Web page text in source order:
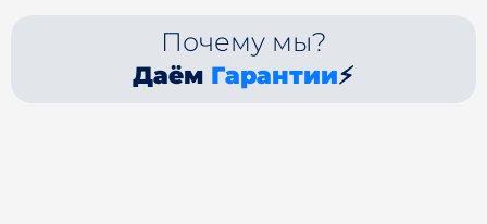
Почему мы?
Даём Гарантии⚡